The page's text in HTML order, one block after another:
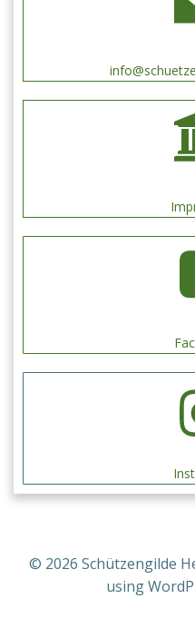
© 2026 Schützengilde
using